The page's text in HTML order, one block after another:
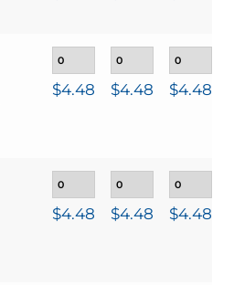
$4.48 $4.48 $4.48
$4.48 $4.48 $4.48